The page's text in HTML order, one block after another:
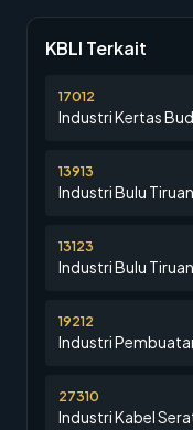
KBLI Terkait
17012
Industri Kertas
13913
Industri Bulu
13123
Industri Bulu
19212
Industri
27310
Industri Kabel